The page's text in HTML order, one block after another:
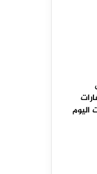
اليوم